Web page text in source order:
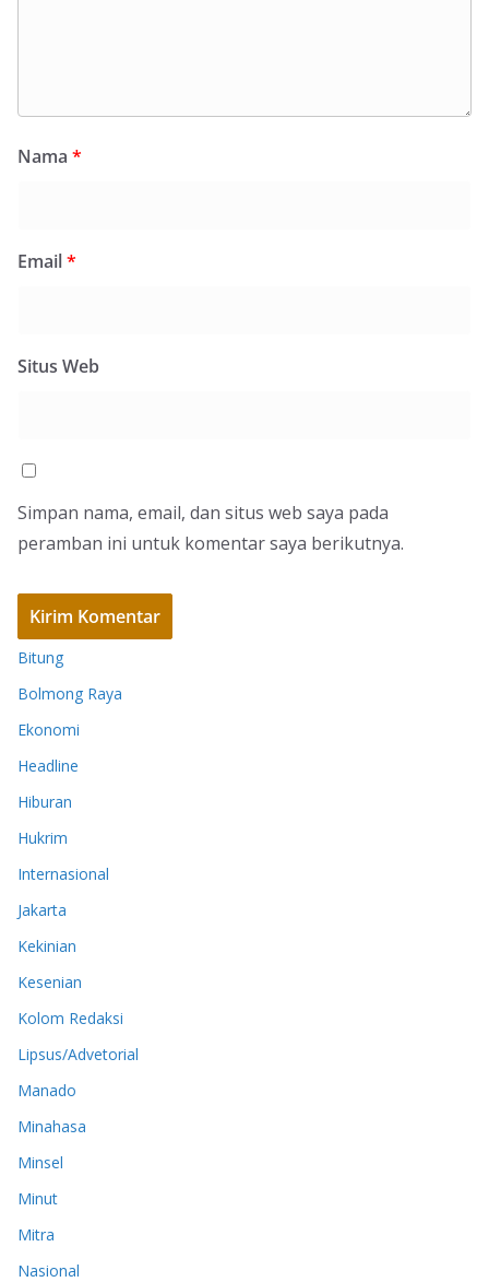
Nama *
Email*
Situs Web
Simpan nama, email, dan situs web saya pada
peramban ini untuk komentar saya berikutnya.
Bitung
Bolmong Raya
Ekonomi
Headline
Hiburan
Hukrim
Internasional
Jakarta
Kekinian
Kesenian
Kolom Redaksi
Lipsus/Advetorial
Manado
Minahasa
Minsel
Minut
Mitra
Nasional